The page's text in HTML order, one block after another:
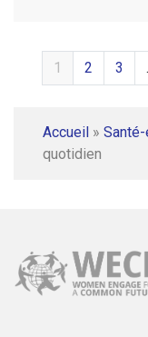
1 2 3
Accueil »
quotidien